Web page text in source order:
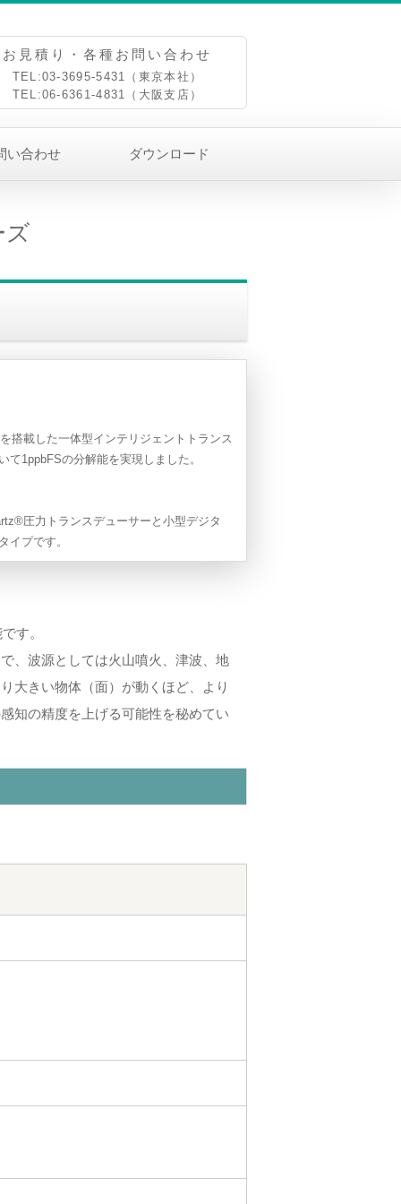
お見積り・各種お問い合わせ
TEL:03-3695-5431（東京本社）
TEL:06-6361-4831（大阪支店）
い合わせ ダウンロード
ズ
搭載した一体型インテリジェントトランス
1ppbFSの分解能を実現しました。
圧力トランスデューサーと小型デジタ
イプです。
す。
、波源としては火山噴火、津波、地
大きい物体（面）が動くほど、より
知の精度を上げる可能性を秘めてい